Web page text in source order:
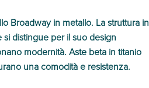
Broadway in metallo. La struttura in
distingue per il suo design
modernità. Aste beta in titanio
una comodità e resistenza.